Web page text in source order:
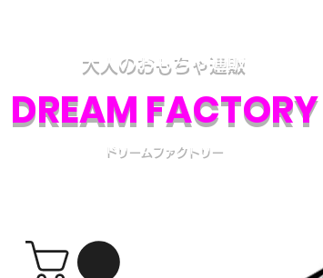
大人のおもちゃ通販
DREAM FACTORY
ドリームファクトリー